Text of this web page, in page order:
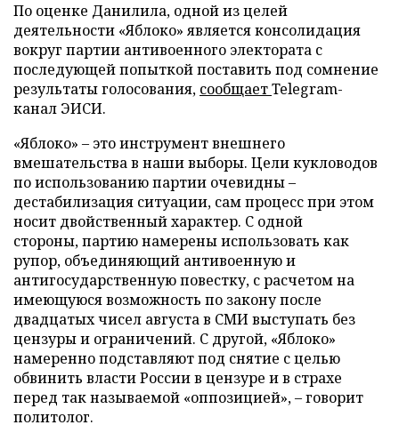
По оценке Данилила, одной из целей
деятельности «Яблоко» является консолидация
вокруг партии антивоенного электората с
последующей попыткой поставить под сомнение
результаты голосования, сообщаетTelegram-
канал ЭИСИ.
«Яблоко» – это инструмент внешнего
вмешательства в наши выборы. Цели кукловодов
по использованию партии очевидны –
дестабилизация ситуации, сам процесс при этом
носит двойственный характер. С одной
стороны, партию намерены использовать как
рупор, объединяющий антивоенную и
антигосударственную повестку, с расчетом на
имеющуюся возможность по закону после
двадцатых чисел августа в СМИ выступать без
цензуры и ограничений. С другой, «Яблоко»
намеренно подставляют под снятие с целью
обвинить власти России в цензуре и в страхе
перед так называемой «оппозицией», – говорит
политолог.